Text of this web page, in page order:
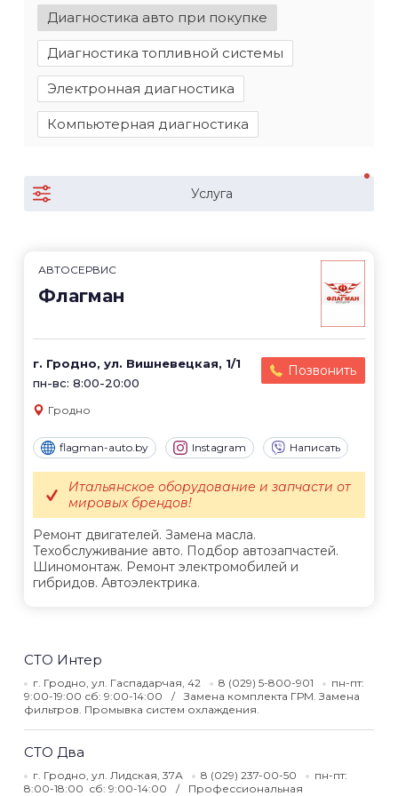
Диагностика авто при покупке
Диагностика топливной системы
Электронная диагностика
Компьютерная диагностика
Услуга
АВТОСЕРВИС
Флагман
г. Гродно, ул. Вишневецкая, 1/1
пн-вс: 8:00-20:00
Позвонить
Гродно
flagman-auto.by Instagram Написать
Ремонт двигателей. Замена масла.
Техобслуживание авто. Подбор автозапчастей.
Шиномонтаж. Ремонт электромобилей и
гибридов. Автоэлектрика.
Итальянское оборудование и запчасти от
мировых брендов!
СТО Интер
г. Гродно, ул. Гаспадарчая, 42 8 (029) 5-800-901
пн-пт:
9:00-19:00 сб: 9:00-14:00
Замена комплекта ГРМ. Замена
фильтров. Промывка систем охлаждения.
СТО Два
г. Гродно, ул. Лидская, 37А 8 (029) 237-00-50
пн-пт:
8:00-18:00 сб: 9:00-14:00
Профессиональная